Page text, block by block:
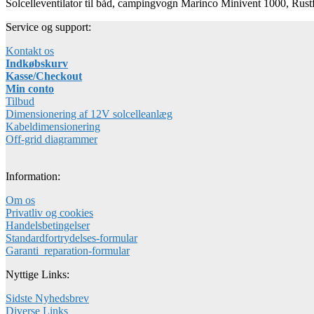
Solcelleventilator til båd, campingvogn Marinco Minivent 1000,
Service og support:
Kontakt os
Indkøbskurv
Kasse/Checkout
Min conto
Tilbud
Dimensionering af 12V solcelleanlæg
Kabeldimensionering
Off-grid diagrammer
Information:
Om os
Privatliv og cookies
Handelsbetingelser
Standardfortrydelses-formular
Garanti_reparation-formular
Nyttige Links:
Sidste Nyhedsbrev
Diverse Links